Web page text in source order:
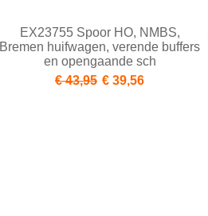
EX23755 Spoor HO, NMBS,
Bremen huifwagen, verende buffers
en opengaande sch
€ 43,95 € 39,56